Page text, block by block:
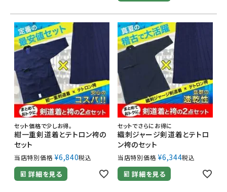
セット価格で少しお得。
紺一重剣道着とテトロン袴の
セット
当店特別価格 ¥6,840税込
詳細を見る
セットでさらにお得に
織刺ジャージ剣道着とテトロ
ン袴のセット
当店特別価格 ¥6,344税込
詳細を見る